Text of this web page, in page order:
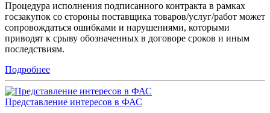
Процедура исполнения подписанного контракта в рамках
госзакупок со стороны поставщика товаров/услуг/работ может
сопровождаться ошибками и нарушениями, которыми
приводят к срыву обозначенных в договоре сроков и иным
последствиям.
Подробнее
Представление интересов в ФАС